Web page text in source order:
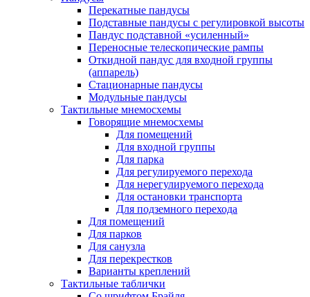
Перекатные пандусы
Подставные пандусы с регулировкой выcоты
Пандус подставной «усиленный»
Переносные телескопические рампы
Откидной пандус для входной группы
(аппарель)
Стационарные пандусы
Модульные пандусы
Тактильные мнемосхемы
Говорящие мнемосхемы
Для помещений
Для входной группы
Для парка
Для регулируемого перехода
Для нерегулируемого перехода
Для остановки транспорта
Для подземного перехода
Для помещений
Для парков
Для санузла
Для перекрестков
Варианты креплений
Тактильные таблички